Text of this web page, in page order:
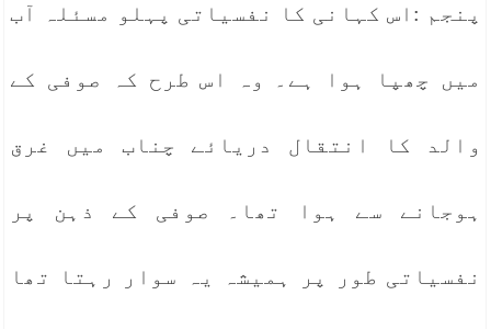
پنجم :اس کہانی کا نفسیاتی پہلو مسئلہ آب
میں چھپا ہوا ہے۔ وہ اس طرح کہ صوفی کے
والد کا انتقال دریائے چناب میں غرق
ہوجانے سے ہوا تھا۔ صوفی کے ذہن پر
نفسیاتی طور پر ہمیشہ یہ سوار رہتا تھا